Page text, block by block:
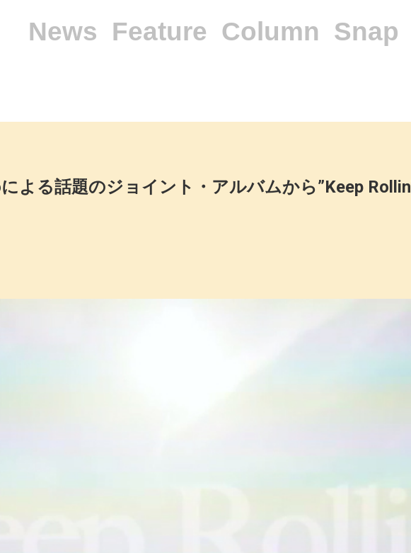
News Feature Column Snap
よる話題のジョイント・アルバムから”Keep